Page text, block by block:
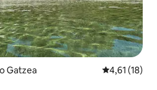
Gatzea
4,61 (18)